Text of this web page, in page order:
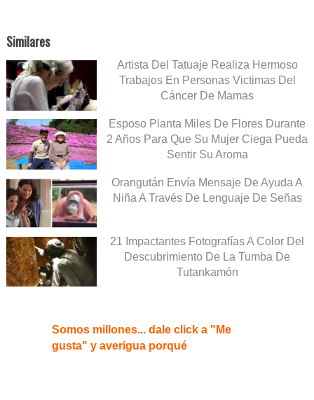
Similares
Artista Del Tatuaje Realiza Hermoso
Trabajos En Personas Victimas Del
Cáncer De Mamas
Esposo Planta Miles De Flores Durante
2 Años Para Que Su Mujer Ciega Pueda
Sentir Su Aroma
Orangután Envía Mensaje De Ayuda A
Niña A Través De Lenguaje De Señas
21 Impactantes Fotografías A Color Del
Descubrimiento De La Tumba De
Tutankamón
Somos millones... dale click a "Me
gusta" y averigua porqué